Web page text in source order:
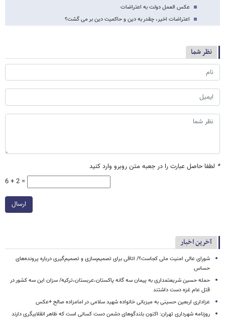
عکس العمل دولت به اعتراضات
اعتراضات اخیر، چقدر به دین و حاکمیت دین بر می گشت؟
نظر شما
* لطفا حاصل عبارت را در جعبه متن روبرو وارد کنید
6 + 2 =
ارسال
آخرین اخبار
شورای عالی امنیت ملی کجاست؟/ اتاقی برای تصمیم‌سازی و تصمیم‌گیری درباره پرونده‌های
حساس
حمله حسین شریعتمداری به پیمان سه گانه پاکستان،عربستان،ترکیه/ سزان این سه کشور در
قتل عام غزه دست داشتند
عزاداری اربعین حسینی به میزبانی خانواده شهید سلامی در امامزاده صالح +عکس
روزنامه شهرداری تهران: اکنون بلندگوهای دشمن دست کسانی است که ظاهر انقلابیگری دارند